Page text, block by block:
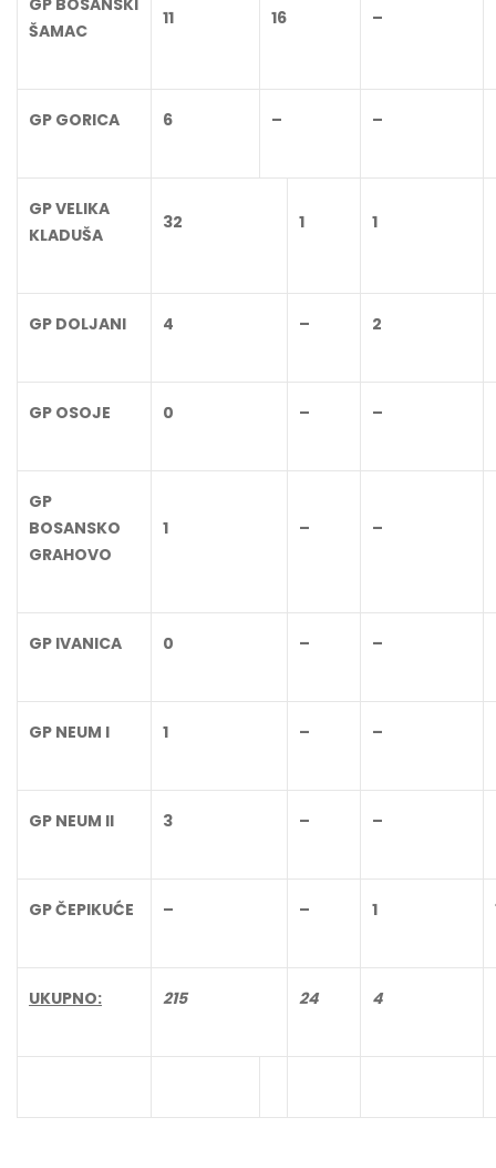
GP BOSANSKI
ŠAMAC
11 16 –
GP GORICA 6 – –
GP VELIKA
KLADUŠA
32 1 1
GP DOLJANI 4 – 2
GP OSOJE 0 – –
GP
BOSANSKO
GRAHOVO
1 – –
GP IVANICA 0 – –
GP NEUM I 1 – –
GP NEUM II 3 – –
GP ČEPIKUĆE – – 1
UKUPNO: 215 24 4